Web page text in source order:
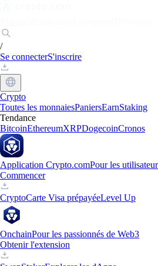
/
Se connecterS'inscrire
Crypto
Toutes les monnaiesPaniersEarnStaking
Tendance
BitcoinEthereumXRPDogecoinCronos
Application Crypto.comPour les
Commencer
CryptoCarte Visa prépayéeLevel Up
OnchainPour les passionnés de Web3
Obtenir l'extension